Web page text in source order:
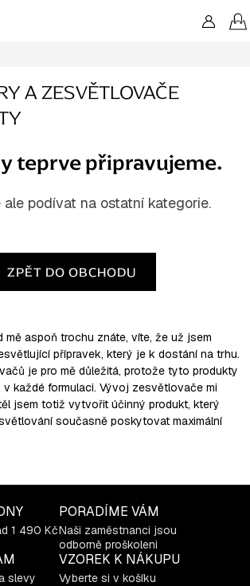
A ZESVĚTLOVAČE
teprve připravujeme.
ale podívat na ostatní kategorie.
ZPĚT DO OBCHODU
mě aspoň trochu znáte, víte, že už jsem
přípravek, který je k dostání na trhu.
je pro mě důležitá, protože tyto produkty
každé formulaci. Vývoj zesvětlovače mi
jsem totiž vytvořit účinný produkt, který
současně poskytovat maximální
1 490 Kč
PORADÍME VÁM
Naši zaměstnanci jsou
odborně proškoleni
slevy
VZOREK K NÁKUPU
Vyberte si v košíku